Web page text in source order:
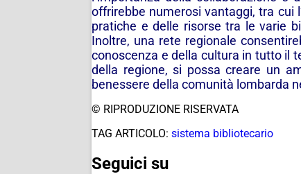
offrirebbe numerosi vantaggi, tra cui
pratiche e delle risorse tra le varie
Inoltre, una rete regionale
conoscenza e della cultura in tutto il
della regione, si possa creare un
benessere della comunità lombarda
© RIPRODUZIONE RISERVATA
TAG ARTICOLO: sistema bibliotecario
Seguici su